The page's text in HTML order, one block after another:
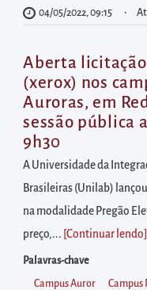
para
realizar
internas
Acessar
diretamente
as
informações
postas
no
rodapé
04/05/2022, 09:15
Aberta
(xerox) nos
Auroras, em
sessão pública
9h30
A Universidade da
Brasileiras (Unilab)
na modalidade Pregão
preço,... [Continuar lendo
Palavras-chave
Campus Auror Campus